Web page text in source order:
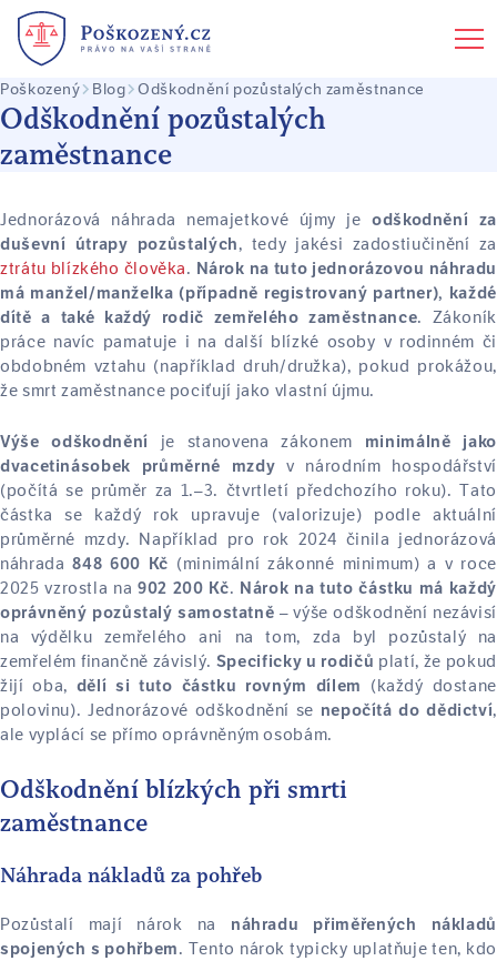
Odškodnění pozůstalých
zaměstnance
Poškozený Blog Odškodnění pozůstalých zaměstnance
Jednorázová náhrada nemajetkové újmy je odškodnění za
duševní útrapy pozůstalých, tedy jakési zadostiučinění za
ztrátu blízkého člověka. Nárok na tuto jednorázovou náhradu
má manžel/manželka (případně registrovaný partner), každé
dítě a také každý rodič zemřelého zaměstnance. Zákoník
práce navíc pamatuje i na další blízké osoby v rodinném či
obdobném vztahu (například druh/družka), pokud prokážou,
že smrt zaměstnance pociťují jako vlastní újmu.
Výše odškodnění je stanovena zákonem
minimálně jako
dvacetinásobek průměrné mzdy v národním hospodářství
(počítá se průměr za 1.–3. čtvrtletí předchozího roku). Tato
částka se každý rok upravuje (valorizuje) podle aktuální
průměrné mzdy. Například pro rok 2024 činila jednorázová
náhrada848 600 Kč (minimální zákonné minimum) a v roce
2025 vzrostla na902 200 Kč. Nárok na tuto částku má každý
oprávněný pozůstalý samostatně – výše odškodnění nezávisí
na výdělku zemřelého ani na tom, zda byl pozůstalý na
zemřelém finančně závislý. Specificky u rodičů platí, že pokud
žijí oba, dělí si tuto částku rovným dílem
(každý dostane
polovinu). Jednorázové odškodnění se nepočítá do dědictví,
ale vyplácí se přímo oprávněným osobám.
Odškodnění blízkých při smrti
zaměstnance
Náhrada nákladů za pohřeb
Pozůstalí mají nárok na
náhradu přiměřených nákladů
spojených s pohřbem. Tento nárok typicky uplatňuje ten, kdo